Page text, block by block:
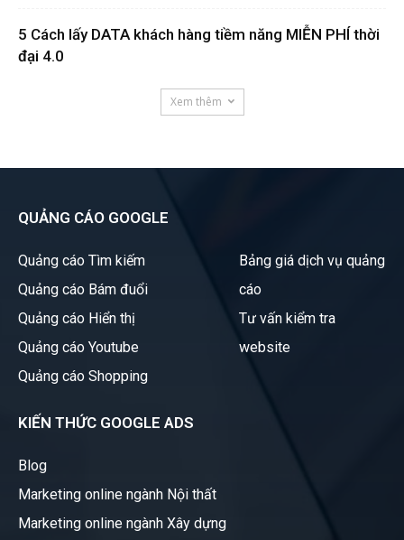
5 Cách lấy DATA khách hàng tiềm năng MIỄN PHÍ thời
đại 4.0
Xem thêm
QUẢNG CÁO GOOGLE
Quảng cáo Tìm kiếm
Quảng cáo Bám đuổi
Quảng cáo Hiển thị
Quảng cáo Youtube
Quảng cáo Shopping
Bảng giá dịch vụ quảng
cáo
Tư vấn kiểm tra
website
KIẾN THỨC GOOGLE ADS
Blog
Marketing online ngành Nội thất
Marketing online ngành Xây dựng